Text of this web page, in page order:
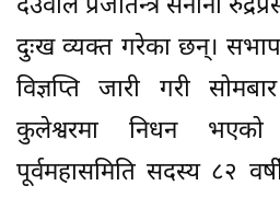
देउवाले प्रजातन्त्र सेनानी
दुःख व्यक्त गरेका छन्।
विज्ञप्ति जारी गरी
कुलेश्वरमा निधन भएको
पूर्वमहासमिति सदस्य ८२